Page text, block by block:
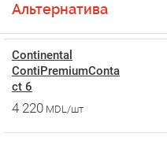
Альтернатива
Continental
ContiPremiumConta
ct 6
4 220 MDL/шт